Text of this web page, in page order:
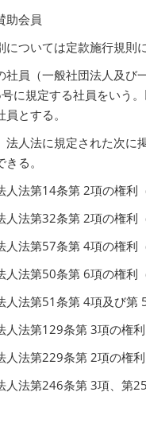
助会員
については定款施行規則
社員（一般社団法人及び
に規定する社員をいう
とする。
法人法に規定された次に
る。
人法第14条第 2項の権利
人法第32条第 2項の権利
人法第57条第 4項の権利
人法第50条第 6項の権利
人法第51条第 4項及び第
人法第129条第 3項の権
人法第229条第 2項の権
人法第246条第 3項、第